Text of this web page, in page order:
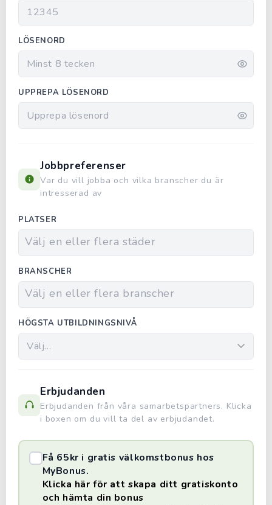
LÖSENORD
UPPREPA LÖSENORD
Jobbpreferenser
Var du vill jobba och vilka branscher du är
intresserad av
PLATSER
BRANSCHER
HÖGSTA UTBILDNINGSNIVÅ
Erbjudanden
Erbjudanden från våra samarbetspartners. Klicka
i boxen om du vill ta del av erbjudandet.
Få 65kr i gratis välkomstbonus hos
MyBonus.
Klicka här för att skapa ditt gratiskonto
och hämta din bonus